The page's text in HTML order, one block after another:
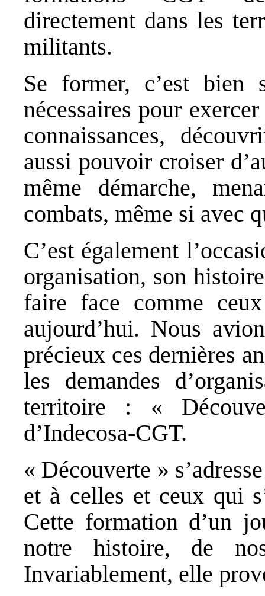
directement dans les
militants.
Se former, c’est bien
nécessaires pour
connaissances,
aussi pouvoir croiser
même démarche,
combats, même si avec
C’est également
organisation, son
faire face comme
aujourd’hui. Nous
précieux ces dernières
les demandes
territoire : «
d’Indecosa-CGT.
« Découverte »
et à celles et ceux qui
Cette formation d’un
notre histoire, de
Invariablement, elle